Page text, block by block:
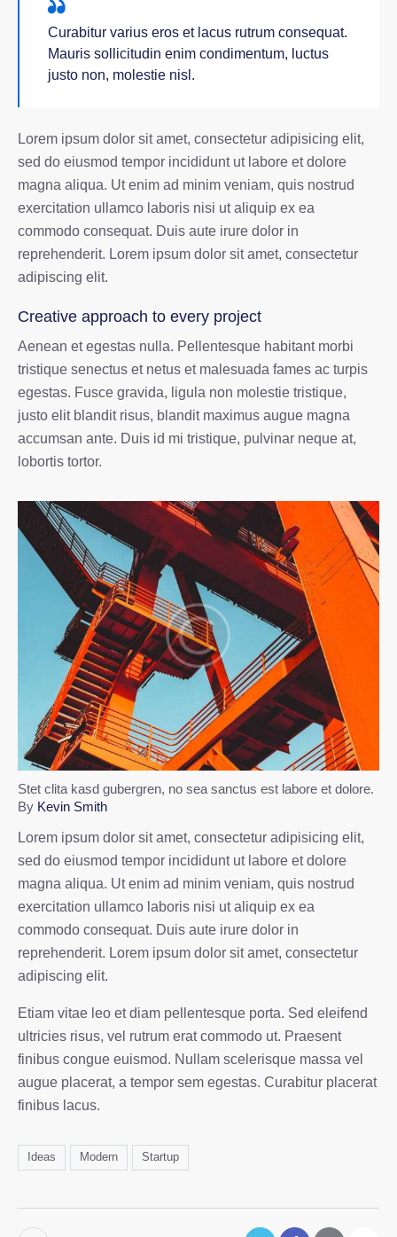
Curabitur varius eros et lacus rutrum consequat.
Mauris sollicitudin enim condimentum, luctus
justo non, molestie nisl.
Lorem ipsum dolor sit amet, consectetur adipisicing elit,
sed do eiusmod tempor incididunt ut labore et dolore
magna aliqua. Ut enim ad minim veniam, quis nostrud
exercitation ullamco laboris nisi ut aliquip ex ea
commodo consequat. Duis aute irure dolor in
reprehenderit. Lorem ipsum dolor sit amet, consectetur
adipiscing elit.
Creative approach to every project
Aenean et egestas nulla. Pellentesque habitant morbi
tristique senectus et netus et malesuada fames ac turpis
egestas. Fusce gravida, ligula non molestie tristique,
justo elit blandit risus, blandit maximus augue magna
accumsan ante. Duis id mi tristique, pulvinar neque at,
lobortis tortor.
Stet clita kasd gubergren, no sea sanctus est labore et dolore.
By Kevin Smith
Lorem ipsum dolor sit amet, consectetur adipisicing elit,
sed do eiusmod tempor incididunt ut labore et dolore
magna aliqua. Ut enim ad minim veniam, quis nostrud
exercitation ullamco laboris nisi ut aliquip ex ea
commodo consequat. Duis aute irure dolor in
reprehenderit. Lorem ipsum dolor sit amet, consectetur
adipiscing elit.
Etiam vitae leo et diam pellentesque porta. Sed eleifend
ultricies risus, vel rutrum erat commodo ut. Praesent
finibus congue euismod. Nullam scelerisque massa vel
augue placerat, a tempor sem egestas. Curabitur placerat
finibus lacus.
Ideas Modern Startup